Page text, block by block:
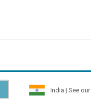
India | See our